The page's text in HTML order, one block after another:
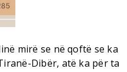
mirë se në qoftë se ka
Dibër, atë ka për ta